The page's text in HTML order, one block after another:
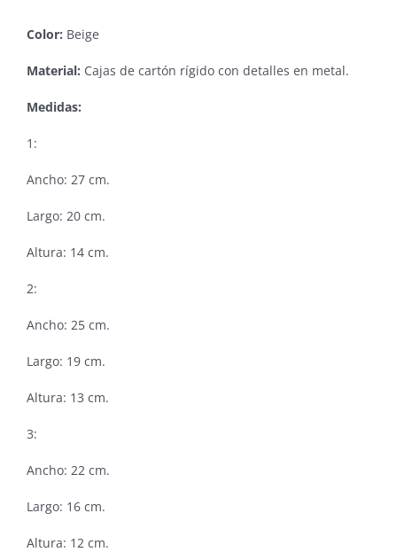
Color: Beige
Material: Cajas de cartón rígido con detalles en metal.
Medidas:
1:
Ancho: 27 cm.
Largo: 20 cm.
Altura: 14 cm.
2:
Ancho: 25 cm.
Largo: 19 cm.
Altura: 13 cm.
3:
Ancho: 22 cm.
Largo: 16 cm.
Altura: 12 cm.